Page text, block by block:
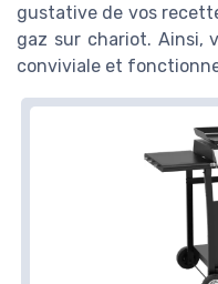
gustative de vos
gaz sur chariot. Ainsi,
conviviale et